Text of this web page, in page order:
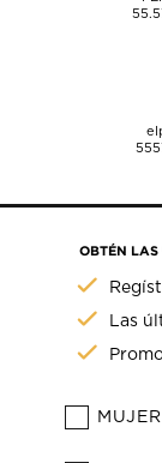
OBTÉN
Las
MUJER